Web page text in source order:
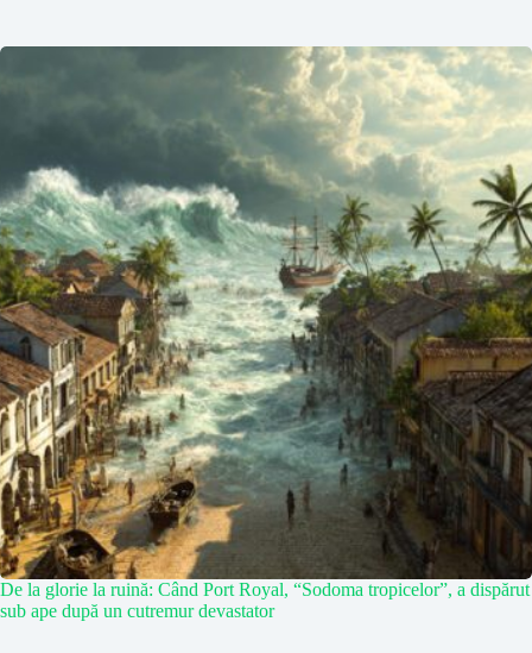
De la glorie la ruină: Când Port Royal, “Sodoma tropicelor”, a dispărut
sub ape după un cutremur devastator